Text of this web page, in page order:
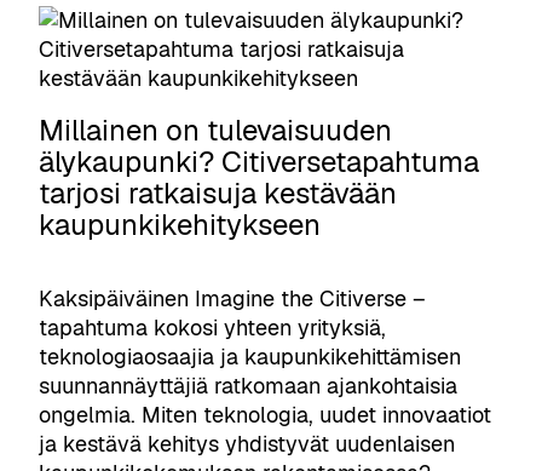
s
o
l
R
e
u
r
s
t
o
t
s
R
e
s
p
b
l
i
s
d
:
f
u
n
d
A
n
n
o
u
c
e
O
p
e
n
i
n
Millainen on tulevaisuuden
älykaupunki? Citiversetapahtuma
tarjosi ratkaisuja kestävään
kaupunkikehitykseen
Kaksipäiväinen Imagine the Citiverse –
tapahtuma kokosi yhteen yrityksiä,
teknologiaosaajia ja kaupunkikehittämisen
suunnannäyttäjiä ratkomaan ajankohtaisia
ongelmia. Miten teknologia, uudet innovaatiot
ja kestävä kehitys yhdistyvät uudenlaisen